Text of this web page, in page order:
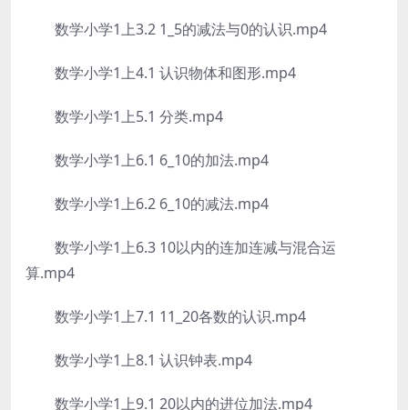
数学小学1上3.2 1_5的减法与0的认识.mp4
数学小学1上4.1 认识物体和图形.mp4
数学小学1上5.1 分类.mp4
数学小学1上6.1 6_10的加法.mp4
数学小学1上6.2 6_10的减法.mp4
数学小学1上6.3 10以内的连加连减与混合运
算.mp4
数学小学1上7.1 11_20各数的认识.mp4
数学小学1上8.1 认识钟表.mp4
数学小学1上9.1 20以内的进位加法.mp4